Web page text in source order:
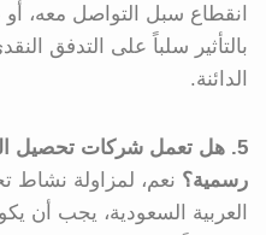
انقطاع سبل التواصل معه، أو
بالتأثير سلباً على التدفق
الدائنة.
5. هل تعمل شركات تحصيل
رسمية؟ نعم، لمزاولة نشاط
العربية السعودية، يجب